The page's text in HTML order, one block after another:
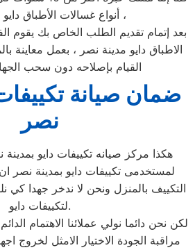
أنواع غسالات الأطباق دايو مدينة نصر ،
بعد إتمام تقديم الطلب الخاص بك يقوم
الاطباق دايو مدينة نصر ، بعمل معاينة
القيام بإصلاحه دون سحب
ضمان صيانة
نصر
هكذا مركز صيانه تكييفات دايو
لمستخدمى تكييفات دايو بمدينة نصر
التكييف بالمنزل ونحن لا ندخر جهدا كي
لتكييفات دايو.
لكن نحن دائما نولي عملائنا الاهتمام
مراقبة الجودة الاختيار الامثل لخروج